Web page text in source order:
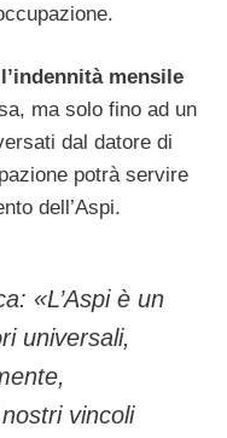
l’indennità mensile
ma solo fino ad un
dal datore di
potrà servire
dell’Aspi.
«L’Aspi è un
universali,
vincoli